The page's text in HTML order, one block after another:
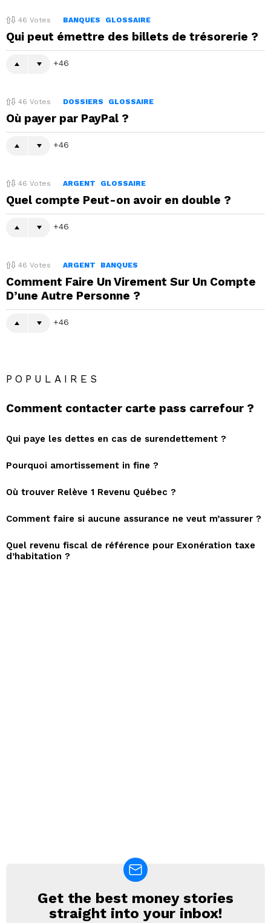
46 Votes BANQUES GLOSSAIRE
Qui peut émettre des billets de trésorerie ?
46
46 Votes DOSSIERS GLOSSAIRE
Où payer par PayPal ?
46
46 Votes ARGENT GLOSSAIRE
Quel compte Peut-on avoir en double ?
46
46 Votes ARGENT BANQUES
Comment Faire Un Virement Sur Un Compte
D’une Autre Personne ?
46
POPULAIRES
Comment contacter carte pass carrefour ?
Qui paye les dettes en cas de surendettement ?
Pourquoi amortissement in fine ?
Où trouver Relève 1 Revenu Québec ?
Comment faire si aucune assurance ne veut m’assurer ?
Quel revenu fiscal de référence pour Exonération taxe
d’habitation ?
NEWSLETTER
Get the best money stories
straight into your inbox!